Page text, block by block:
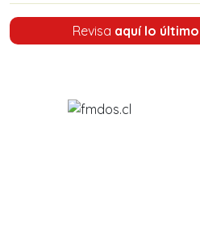
Revisa aquí lo último